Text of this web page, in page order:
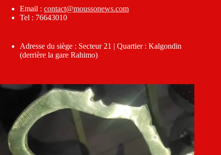
Email : contact@moussonews.com
Tel : 76643010
Adresse du siège : Secteur 21 | Quartier : Kalgondin
(derrière la gare Rahimo)